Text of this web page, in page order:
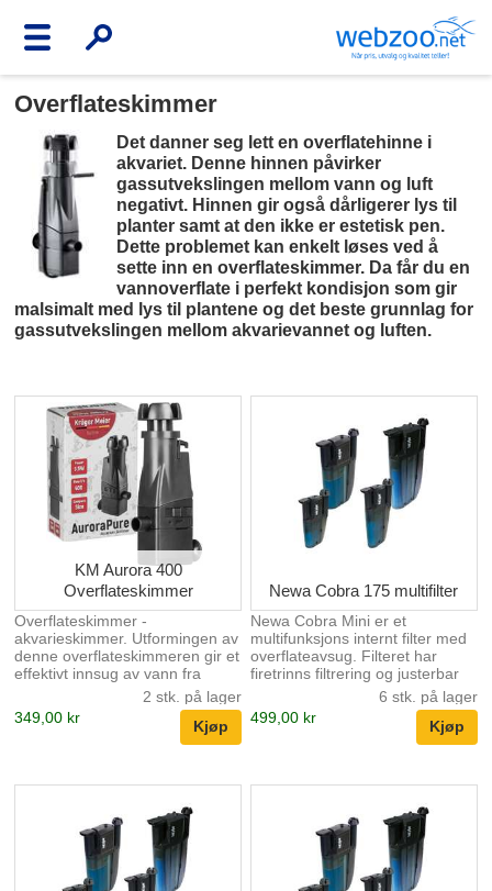
Overflateskimmer
Det danner seg lett en overflatehinne i
akvariet. Denne hinnen påvirker
gassutvekslingen mellom vann og luft
negativt. Hinnen gir også dårligerer lys til
planter samt at den ikke er estetisk pen.
Dette problemet kan enkelt løses ved å
sette inn en overflateskimmer. Da får du en
vannoverflate i perfekt kondisjon som gir
malsimalt med lys til plantene og det beste grunnlag for
gassutvekslingen mellom akvarievannet og luften.
KM Aurora 400
Overflateskimmer
Overflateskimmer -
akvarieskimmer. Utformingen av
denne overflateskimmeren gir et
effektivt innsug av vann fra
overflaten, noe som lar deg bli
kvitt overflatehinnen som kan
forårsake en ubehagelig lukt
samtidig som det er mindre pent
og en filtersvamp.
2 stk. på lager
349,00 kr
Newa Cobra 175 multifilter
Newa Cobra Mini er et
multifunksjons internt filter med
overflateavsug. Filteret har
firetrinns filtrering og justerbar
flow med fullt dreibart
teleskopisk vannuttak. Motoren
er termobeskyttet og vil ikke
overopphetes. Det er innebygd
mellom 300-590 liter pr. time
Passende akvariestørrelse 80-
175 liter Strømforbruk 6W
6 stk. på lager
499,00 kr